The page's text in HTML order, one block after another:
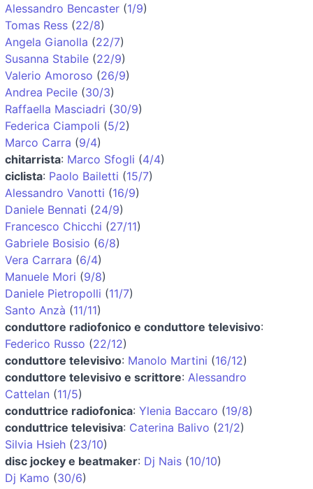
Alessandro Bencaster (1/9)
Tomas Ress (22/8)
Angela Gianolla (22/7)
Susanna Stabile (22/9)
Valerio Amoroso (26/9)
Andrea Pecile (30/3)
Raffaella Masciadri (30/9)
Federica Ciampoli (5/2)
Marco Carra (9/4)
chitarrista: Marco Sfogli (4/4)
ciclista: Paolo Bailetti (15/7)
Alessandro Vanotti (16/9)
Daniele Bennati (24/9)
Francesco Chicchi (27/11)
Gabriele Bosisio (6/8)
Vera Carrara (6/4)
Manuele Mori (9/8)
Daniele Pietropolli (11/7)
Santo Anzà (11/11)
conduttore radiofonico e conduttore televisivo:
Federico Russo (22/12)
conduttore televisivo: Manolo Martini (16/12)
conduttore televisivo e scrittore: Alessandro
Cattelan (11/5)
conduttrice radiofonica: Ylenia Baccaro (19/8)
conduttrice televisiva: Caterina Balivo (21/2)
Silvia Hsieh (23/10)
disc jockey e beatmaker: Dj Nais (10/10)
Dj Kamo (30/6)